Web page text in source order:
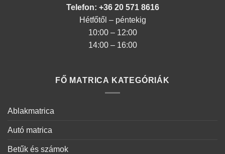
Telefon: +36 20 571 8616
Hétfőtől – péntekig
10:00 – 12:00
14:00 – 16:00
FŐ MATRICA KATEGÓRIÁK
Ablakmatrica
Autó matrica
Betűk és számok